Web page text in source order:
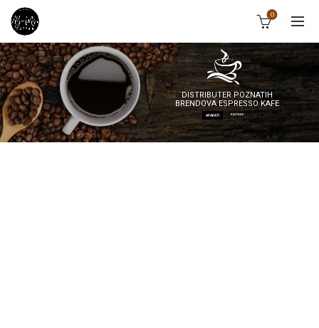
0
DISTRIBUTER POZNATIH
BRENDOVA ESPRESSO KAFE
APARATI KAPSULE